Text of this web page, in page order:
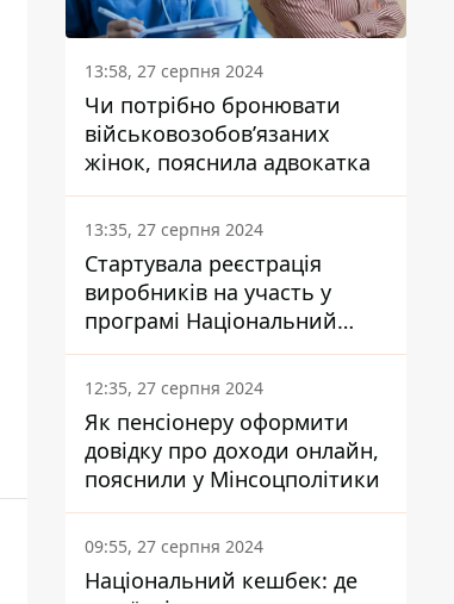
13:58, 27 серпня 2024
Чи потрібно бронювати
військовозобов’язаних
жінок, пояснила адвокатка
13:35, 27 серпня 2024
Стартувала реєстрація
виробників на участь у
програмі Національний
кешбек: як це зробити
через портал Дія
12:35, 27 серпня 2024
Як пенсіонеру оформити
довідку про доходи онлайн,
пояснили у Мінсоцполітики
09:55, 27 серпня 2024
Національний кешбек: де